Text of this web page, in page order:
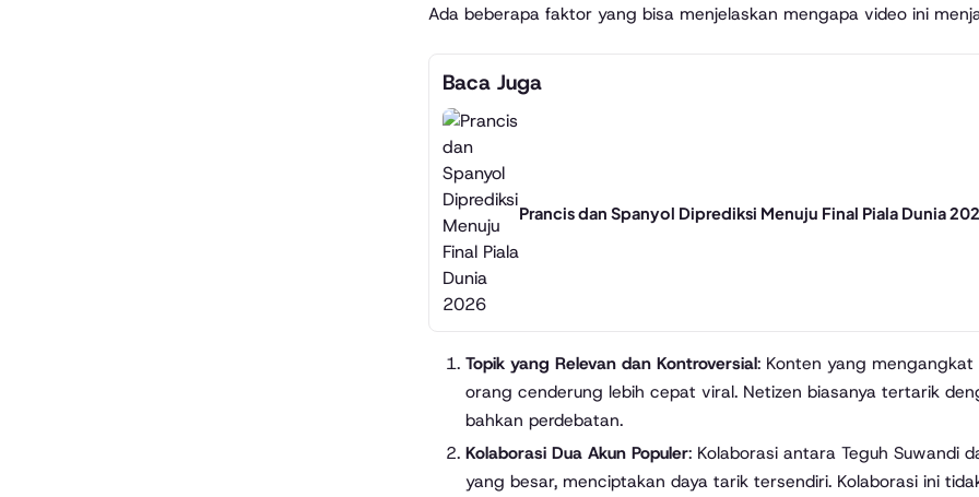
Ada beberapa faktor yang bisa menjelaskan mengapa video ini
Baca Juga
Prancis dan Spanyol Diprediksi Menuju Final Piala Dunia
Topik yang Relevan dan Kontroversial: Konten yang mengangkat
orang cenderung lebih cepat viral. Netizen biasanya tertarik
bahkan perdebatan.
Kolaborasi Dua Akun Populer: Kolaborasi antara Teguh Suwandi
yang besar, menciptakan daya tarik tersendiri. Kolaborasi ini